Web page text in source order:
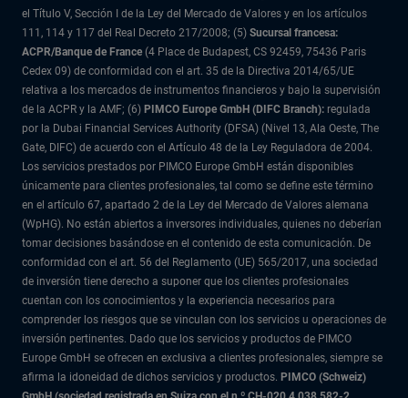
el Título V, Sección I de la Ley del Mercado de Valores y en los artículos
111, 114 y 117 del Real Decreto 217/2008; (5) Sucursal francesa:
ACPR/Banque de France (4 Place de Budapest, CS 92459, 75436 Paris
Cedex 09) de conformidad con el art. 35 de la Directiva 2014/65/UE
relativa a los mercados de instrumentos financieros y bajo la supervisión
de la ACPR y la AMF; (6) PIMCO Europe GmbH (DIFC Branch): regulada
por la Dubai Financial Services Authority (DFSA) (Nivel 13, Ala Oeste, The
Gate, DIFC) de acuerdo con el Artículo 48 de la Ley Reguladora de 2004.
Los servicios prestados por PIMCO Europe GmbH están disponibles
únicamente para clientes profesionales, tal como se define este término
en el artículo 67, apartado 2 de la Ley del Mercado de Valores alemana
(WpHG). No están abiertos a inversores individuales, quienes no deberían
tomar decisiones basándose en el contenido de esta comunicación. De
conformidad con el art. 56 del Reglamento (UE) 565/2017, una sociedad
de inversión tiene derecho a suponer que los clientes profesionales
cuentan con los conocimientos y la experiencia necesarios para
comprender los riesgos que se vinculan con los servicios u operaciones de
inversión pertinentes. Dado que los servicios y productos de PIMCO
Europe GmbH se ofrecen en exclusiva a clientes profesionales, siempre se
afirma la idoneidad de dichos servicios y productos. PIMCO (Schweiz)